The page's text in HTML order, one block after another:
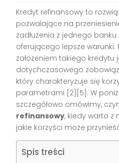
Kredyt refinansowy to
pozwalające na
zadłużenia z jednego
oferującego lepsze warunki.
założeniem takiego kredytu
dotychczasowego
który charakteryzuje się
parametrami [2][5]. W
szczegółowo omówimy,
refinansowy, kiedy warto z
jakie korzyści może
Spis treści